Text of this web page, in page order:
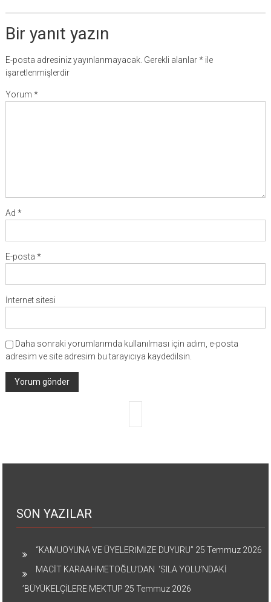
Bir yanıt yazın
E-posta adresiniz yayınlanmayacak. Gerekli alanlar*ile
işaretlenmişlerdir
Yorum *
Ad *
E-posta *
İnternet sitesi
Daha sonraki yorumlarımda kullanılması için adım, e-posta
adresim ve site adresim bu tarayıcıya kaydedilsin.
SON YAZILAR
“KAMUOYUNA VE ÜYELERİMİZE DUYURU” 25 Temmuz 2026
MACİT KARAAHMETOĞLU’DAN ‘SILA YOLU’NDAKİ
’BÜYÜKELÇİLERE MEKTUP 25 Temmuz 2026